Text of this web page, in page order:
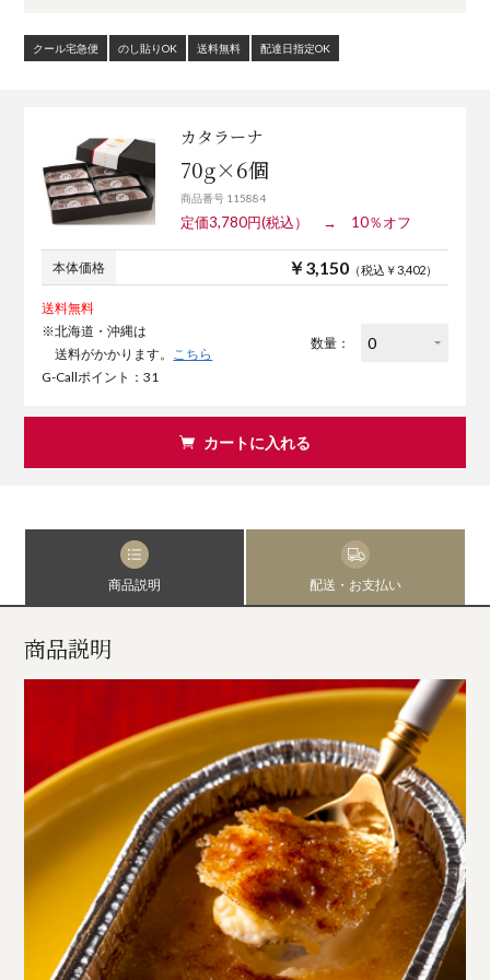
クール宅急便 のし貼りOK 送料無料 配達日指定OK
カタラーナ
70g×6個
商品番号 115884
定価3,780円(税込） → 10％オフ
本体価格 ￥3,150（税込￥3,402）
送料無料
※北海道・沖縄は
送料がかかります。 こちら
G-Callポイント：31
数量：
カートに入れる
商品説明 配送・お支払い
商品説明